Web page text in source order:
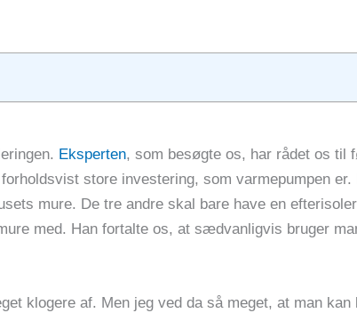
Eksperten, som besøgte os, har rådet os til
store investering, som varmepumpen
mure. De tre andre skal bare have en
med. Han fortalte os, at sædvanligvis bruger
klogere af. Men jeg ved da så meget, at man kan